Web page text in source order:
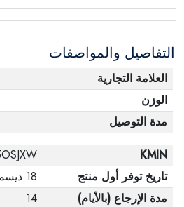
عبوته الأصلية. لاحظ أنه
وفي عبواتها الأصلية.
التفاصيل والمواصفات
العلامة التجارية
الوزن
مدة التوصيل
KMIN
تاريخ توفر أول منتج
18 ديسمبر 2025
مدة الإرجاع (بالأيام)
14